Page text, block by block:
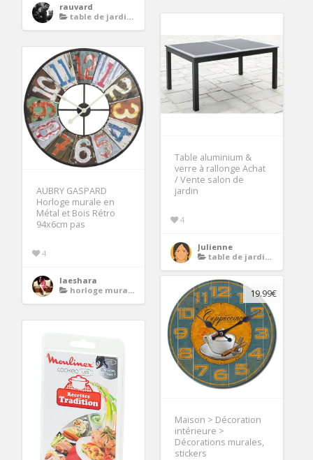
rauvard
table de jardin en aluminium avec rallonge
Table aluminium &
verre à rallonge Achat
/ Vente salon de
jardin
4
Julienne
table de jardin en aluminium avec rallonge
AUBRY GASPARD
Horloge murale en
Métal et Bois Rétro
94x6cm pas
4
laeshara
horloge murale cuisine
19.99€
Maison > Décoration
intérieure >
Décorations murales,
stickers